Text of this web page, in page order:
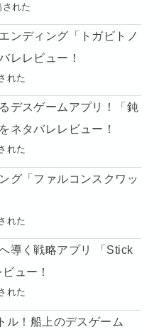
れた
ンディング「トガビトノ
レレビュー！
れた
デスゲームアプリ！「鈍
ネタバレレビュー！
れた
グ「ファルコンスクワッ
れた
導く戦略アプリ 「Stick
ュー！
れた
ル！船上のデスゲーム